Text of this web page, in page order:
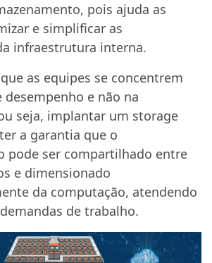
pois ajuda as
e simplificar as
infraestrutura interna.
as equipes se concentrem
desempenho e não na
seja, implantar um storage
a garantia que o
pode ser compartilhado entre
e dimensionado
da computação, atendendo
de trabalho.